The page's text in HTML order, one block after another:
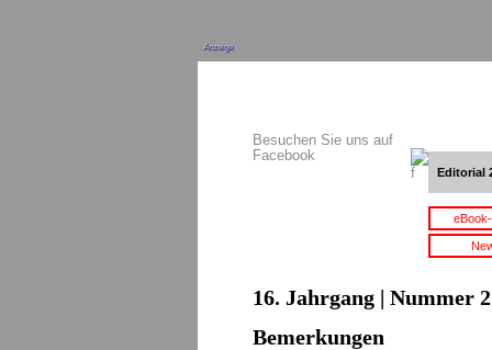
Anzeige
Besuchen Sie uns auf
Facebook
Editorial
16. Jahrgang | Nummer
Bemerkungen